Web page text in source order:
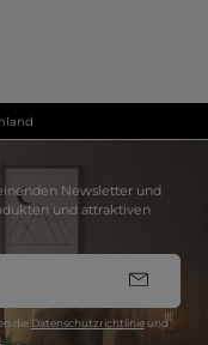
Newsletter und
und attraktiven
die Datenschutzrichtlinieund
.